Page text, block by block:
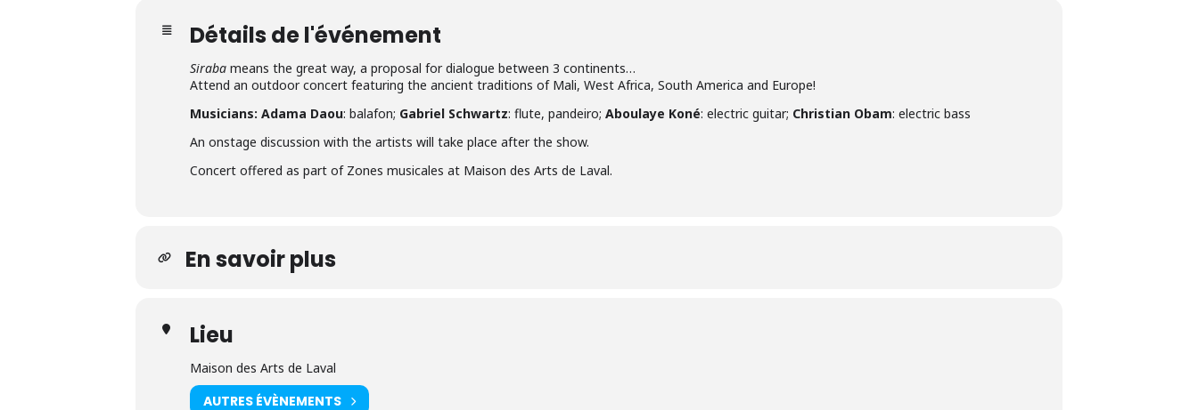
Détails de l'événement
Siraba means the great way, a proposal for dialogue between 3 continents…
Attend an outdoor concert featuring the ancient traditions of Mali, West Africa, South America and Europe!
Musicians: Adama Daou: balafon; Gabriel Schwartz: flute, pandeiro; Aboulaye Koné: electric guitar; Christian Obam: electric bass
An onstage discussion with the artists will take place after the show.
Concert offered as part of Zones musicales at Maison des Arts de Laval.
En savoir plus
Lieu
Maison des Arts de Laval
AUTRES ÉVÈNEMENTS